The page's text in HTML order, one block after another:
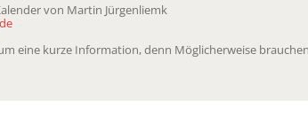
von Martin Jürgenliemk
eine kurze Information, denn Möglicherweise